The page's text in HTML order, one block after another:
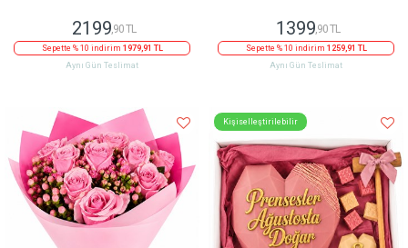
2199,90 TL
Sepette % 10 indirim 1979,91 TL
Aynı Gün Teslimat
1399,90 TL
Sepette % 10 indirim 1259,91 TL
Aynı Gün Teslimat
Kişiselleştirilebilir